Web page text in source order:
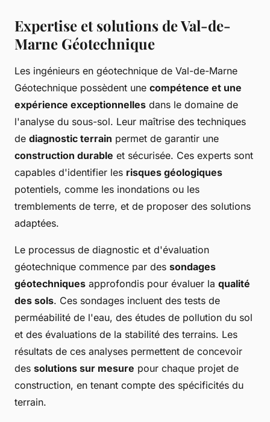
Expertise et solutions de Val-de-
Marne Géotechnique
Les ingénieurs en géotechnique de Val-de-Marne
Géotechnique possèdent une compétence et une
expérience exceptionnelles dans le domaine de
l'analyse du sous-sol. Leur maîtrise des techniques
de diagnostic terrain permet de garantir une
construction durable et sécurisée. Ces experts sont
capables d'identifier les risques géologiques
potentiels, comme les inondations ou les
tremblements de terre, et de proposer des solutions
adaptées.
Le processus de diagnostic et d'évaluation
géotechnique commence par des sondages
géotechniques approfondis pour évaluer la qualité
des sols. Ces sondages incluent des tests de
perméabilité de l'eau, des études de pollution du sol
et des évaluations de la stabilité des terrains. Les
résultats de ces analyses permettent de concevoir
des solutions sur mesure pour chaque projet de
construction, en tenant compte des spécificités du
terrain.